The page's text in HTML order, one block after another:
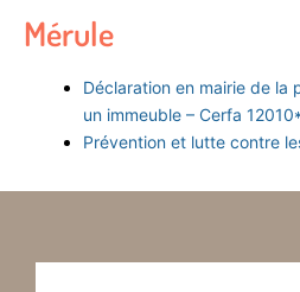
Mérule
Déclaration en mairie de la
un immeuble – Cerfa
Prévention et lutte contre